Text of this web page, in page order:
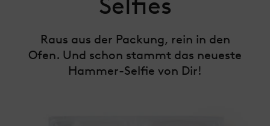
Selfies
Raus aus der Packung, rein in den
Ofen. Und schon stammt das neueste
Hammer-Selfie von Dir!